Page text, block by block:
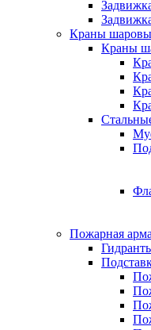
Краны
Краны
Пожарная